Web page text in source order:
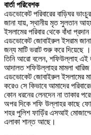
বার্তা পরিবেশক
এডভোকেট পরিবারের বাড়িঘর
জানা যায়, স্থানীয় মৃত সুলতান
ইসলামের পরিবার থেকে বাঁধা
এডভোকেট জোবাইরুল ইসরাম
জন্য মাটি ভরাট শুরু করে দিয়েছে
তিনি আরো বলেন, শফিউল্লাহ এই
আদালত শফিউল্লাহর মামলা
এডভোকেট জোবাইরুল ইসলামের
করেও সে কিভাবে আমাদের
কোন ধরনের লেনদেন না তাকার
অপর দিকে শফি উল্লাহর কাছে
শহর পুলিশ ফাড়িঁর এসআই
এলাকা শান্ত আছে।